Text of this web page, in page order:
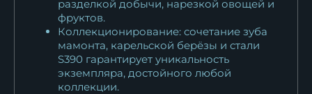
разделкой добычи, нарезкой овощей и
фруктов.
Коллекционирование: сочетание зуба
мамонта, карельской берёзы и стали
S390 гарантирует уникальность
экземпляра, достойного любой
коллекции.